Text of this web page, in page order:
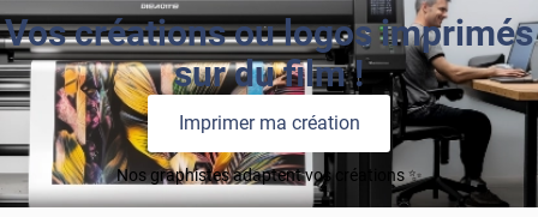
Vos créations ou logos imprimés
sur du film !
Imprimer ma création
Nos graphistes adaptent vos créations ✨